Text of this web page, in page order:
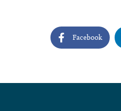
Facebook